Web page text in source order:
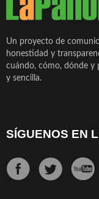
Un proyecto de
honestidad y
cuándo, cómo, dónde y
y sencilla.
SÍGUENOS EN